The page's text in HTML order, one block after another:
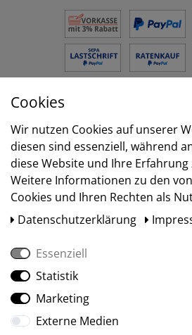
Versand
Social Media
Cookies
Wir nutzen Cookies auf unserer
diesen sind essenziell, während
diese Website und Ihre Erfahrung
Weitere Informationen zu den
Cookies und Ihren Rechten als
Daten­schutz­erklärung
Essenziell
Statistik
Marketing
Externe Medien